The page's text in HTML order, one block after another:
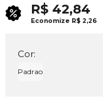
R$ 42,84
Economize R$ 2,26
Cor:
Padrao